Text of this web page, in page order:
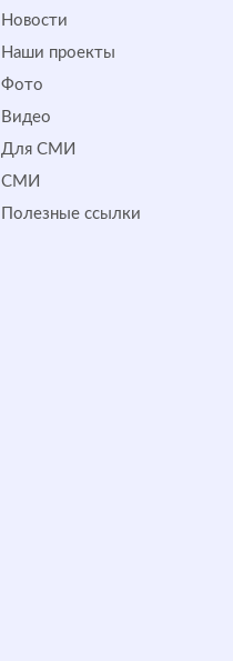
Новости
Наши проекты
Фото
Видео
Для СМИ
СМИ
Полезные ссылки